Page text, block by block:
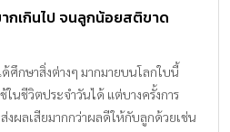
กเกินไป จนลูกน้อยสติขาด
ศึกษาสิ่งต่างๆ มากมายบนโลกใบนี้
ในชีวิตประจำวันได้ แต่บางครั้งการ
งผลเสียมากกว่าผลดีให้กับลูกด้วยเช่น